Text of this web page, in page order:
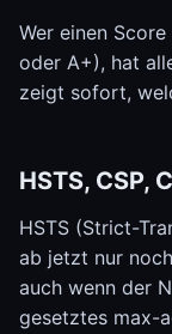
Wer einen
oder A+), hat
zeigt sofort,
HSTS, CSP,
HSTS (Strict-
ab jetzt nur
auch wenn der
gesetztes max-